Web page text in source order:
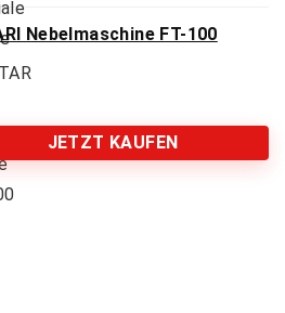
Nebelmaschine FT-100
JETZT KAUFEN